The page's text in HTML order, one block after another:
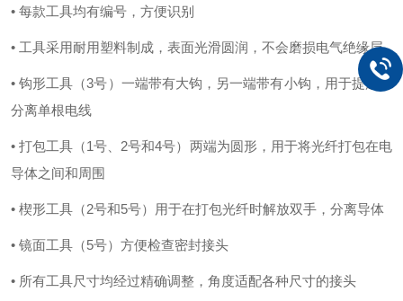
• 每款工具均有编号，方便识别
• 工具采用耐用塑料制成，表面光滑圆润，不会磨损电气绝缘层
• 钩形工具（3号）一端带有大钩，另一端带有小钩，用于提起和
分离单根电线
• 打包工具（1号、2号和4号）两端为圆形，用于将光纤打包在电
导体之间和周围
• 楔形工具（2号和5号）用于在打包光纤时解放双手，分离导体
• 镜面工具（5号）方便检查密封接头
• 所有工具尺寸均经过精确调整，角度适配各种尺寸的接头